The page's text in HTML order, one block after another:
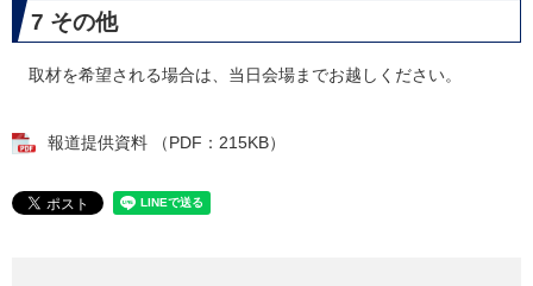
7 その他
取材を希望される場合は、当日会場までお越しください。
報道提供資料 （PDF：215KB）